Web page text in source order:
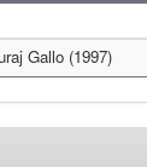
Gallo (1997)